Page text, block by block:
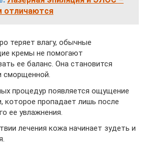
отличаются
теряет влагу, обычные
кремы не помогают
ее баланс. Она становится
сморщенной.
процедур появляется ощущение
которое пропадает лишь после
ее увлажнения.
лечения кожа начинает зудеть и